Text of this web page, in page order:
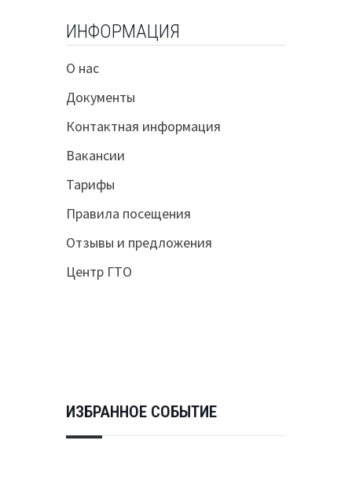
ИНФОРМАЦИЯ
О нас
Документы
Контактная информация
Вакансии
Тарифы
Правила посещения
Отзывы и предложения
Центр ГТО
ИЗБРАННОЕ СОБЫТИЕ